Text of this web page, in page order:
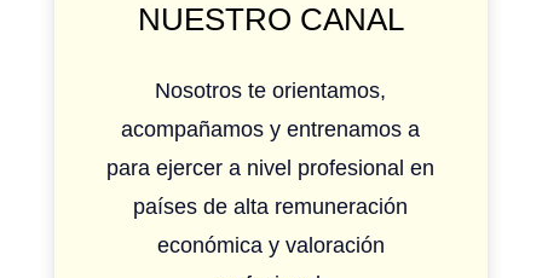
NUESTRO CANAL
Nosotros te orientamos,
acompañamos y entrenamos a
para ejercer a nivel profesional en
países de alta remuneración
económica y valoración